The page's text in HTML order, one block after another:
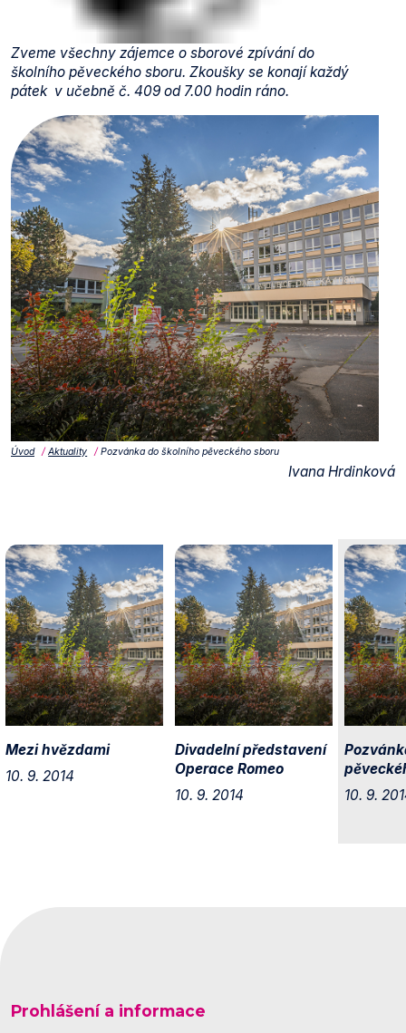
Zveme všechny zájemce o sborové zpívání do
školního pěveckého sboru. Zkoušky se konají každý
pátek v učebně č. 409 od 7.00 hodin ráno.
Úvod Aktuality Pozvánka do školního pěveckého sboru
Ivana Hrdinková
Mezi hvězdami
10. 9. 2014
Divadelní představení
Operace Romeo
10. 9. 2014
10. 9.
Prohlášení a informace